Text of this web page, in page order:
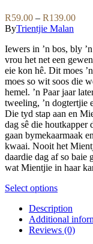
be
chosen
on
the
product
page
variants.
The
options
may
be
chosen
on
the
product
page
R59.00 – R139.00Price
ByTrientjie Malan
Iewers in ’n bos, bly
vrou het net een
eie kon hê. Dit moes
moes so wit soos die
hemel. ’n Paar jaar
tweeling, ’n dogtertjie
Die tyd stap aan en
dag sê die
gaan bymekaarmaak
kwaai. Nooit het
daardie dag af so baie
wat Mientjie in haar
Select optionsThis
has
multiple
variants.
Description
Additional
Reviews (0)